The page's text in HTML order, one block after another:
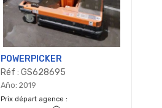
POWERPICKER
Réf : GS628695
Año: 2019
Prix départ agence